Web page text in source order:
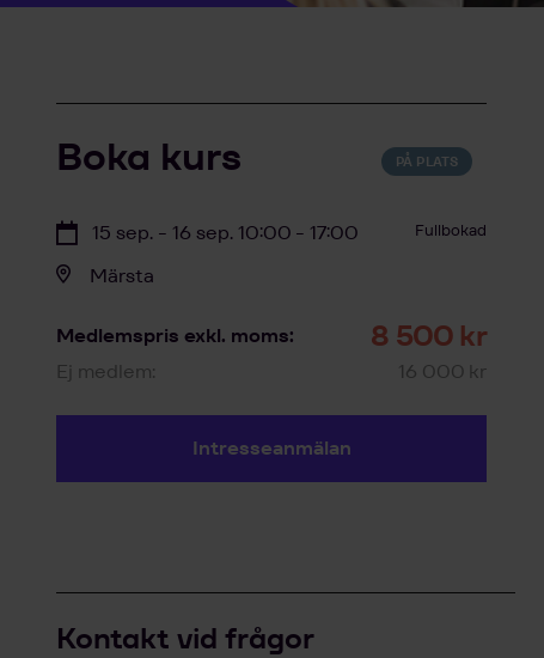
Boka kurs PÅ PLATS
15 sep. - 16 sep. 10:00 - 17:00 Fullbokad
Märsta
Medlemspris exkl. moms: 8 500 kr
Ej medlem: 16 000 kr
Intresseanmälan
Kontakt vid frågor